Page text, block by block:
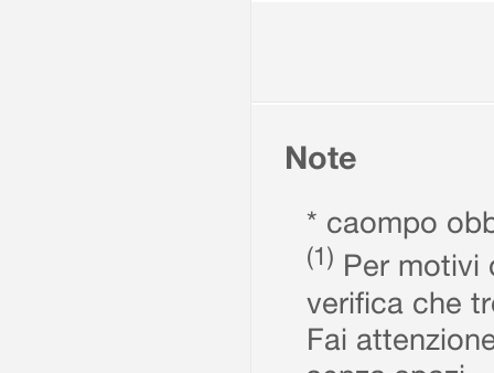
Note
* caompo
(1) Per motivi
verifica che
Fai